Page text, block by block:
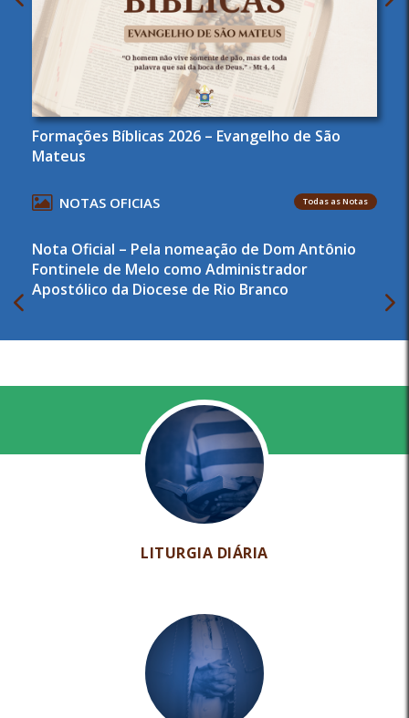
Formações Bíblicas 2026 – Evangelho de São
Mateus
NOTAS OFICIAS Todas as Notas
Nota Oficial – Pela nomeação de Dom Antônio
Fontinele de Melo como Administrador
Apostólico da Diocese de Rio Branco
LITURGIA DIÁRIA